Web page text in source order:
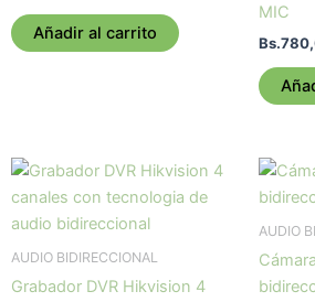
Añadir al carrito
MIC
Bs.
AUDIO BIDIRECCIONAL
Grabador DVR Hikvision 4
AUDIO